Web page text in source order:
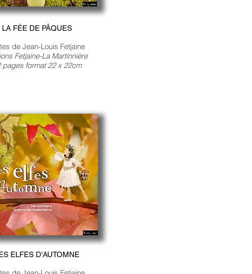
LA FÉE DE PÂQUES
de Jean-Louis Fetjaine
Fetjaine-La Martinnière
pages format 22 x 22cm
ELFES D'AUTOMNE